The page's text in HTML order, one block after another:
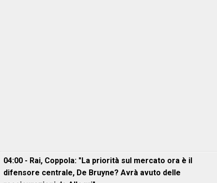
04:00 - Rai, Coppola: "La priorità sul mercato ora è il
difensore centrale, De Bruyne? Avrà avuto delle